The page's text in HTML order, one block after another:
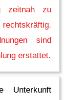
zeitnah zu
sind
erstattet.
Unterkunft